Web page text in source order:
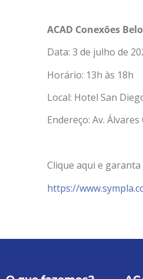
ACAD Conexões
Data: 3 de julho de
Horário: 13h às 18h
Local: Hotel San
Endereço: Av.
Clique aqui e garanta
https://